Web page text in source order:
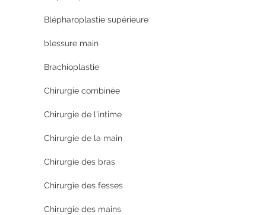
Blépharoplastie supérieure
blessure main
Brachioplastie
Chirurgie combinée
Chirurgie de l'intime
Chirurgie de la main
Chirurgie des bras
Chirurgie des fesses
Chirurgie des mains